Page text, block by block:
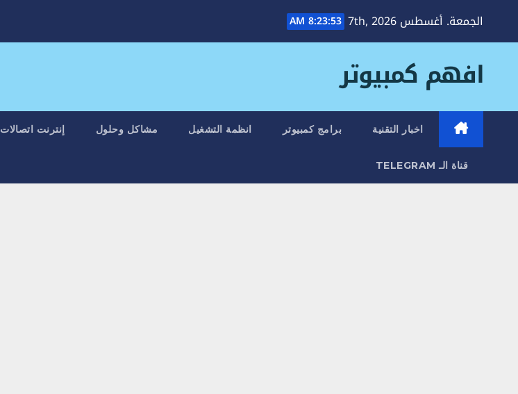
الجمعة. أغسطس 7th, 2026 8:23:54 AM
افهم كمبيوتر
اخبار التقنية برامج كمبيوتر انظمة التشغيل مشاكل وحلول إنترنت اتصالات
قناة الـ TELEGRAM